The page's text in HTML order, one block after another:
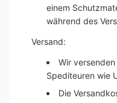
einem
während des
Versand:
Wir
Spediteuren wie
Die